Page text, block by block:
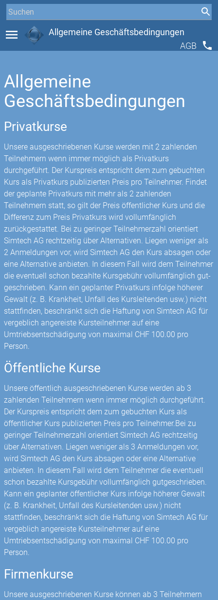
menu
Allgemeine Geschäftsbedingungen
AGB
phone
Allgemeine
Geschäftsbedingungen
Privatkurse
Unsere ausgeschriebenen Kurse werden mit 2 zahlenden
Teilnehmern wenn immer möglich als Privatkurs
durchgeführt. Der Kurspreis entspricht dem zum gebuchten
Kurs als Privatkurs publizierten Preis pro Teilnehmer. Findet
der geplante Privatkurs mit mehr als 2 zahlenden
Teilnehmern statt, so gilt der Preis öffentlicher Kurs und die
Differenz zum Preis Privatkurs wird vollumfänglich
zurückgestattet. Bei zu geringer Teilnehmerzahl orientiert
Simtech AG rechtzeitig über Alternativen. Liegen weniger als
2 Anmeldungen vor, wird Simtech AG den Kurs absagen oder
eine Alternative anbieten. In diesem Fall wird dem Teilnehmer
die eventuell schon bezahlte Kursgebühr vollumfänglich gut­
geschrieben. Kann ein geplanter Privatkurs infolge höherer
Gewalt (z. B. Krankheit, Unfall des Kursleitenden usw.) nicht
stattfinden, beschränkt sich die Haftung von Simtech AG für
vergeblich angereiste Kursteilnehmer auf eine
Umtriebsentschädigung von maximal CHF 100.00 pro
Person.
Öffentliche Kurse
Unsere öffentlich ausgeschriebenen Kurse werden ab 3
zahlenden Teilnehmern wenn immer möglich durchgeführt.
Der Kurspreis entspricht dem zum gebuchten Kurs als
öffentlicher Kurs publizierten Preis pro Teilnehmer.Bei zu
geringer Teilnehmerzahl orientiert Simtech AG rechtzeitig
über Alternativen. Liegen weniger als 3 Anmeldungen vor,
wird Simtech AG den Kurs absagen oder eine Alternative
anbieten. In diesem Fall wird dem Teilnehmer die eventuell
schon bezahlte Kursgebühr vollumfänglich gut­geschrieben.
Kann ein geplanter öffentlicher Kurs infolge höherer Gewalt
(z. B. Krankheit, Unfall des Kursleitenden usw.) nicht
stattfinden, beschränkt sich die Haftung von Simtech AG für
vergeblich angereiste Kursteilnehmer auf eine
Umtriebsentschädigung von maximal CHF 100.00 pro
Person.
Firmenkurse
Unsere ausgeschriebenen Kurse können ab 3 Teilnehmern